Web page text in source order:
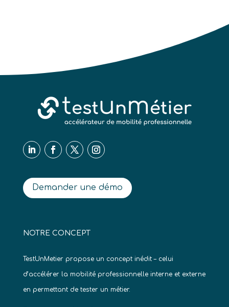
Demander une démo
NOTRE CONCEPT
TestUnMetier propose un concept inédit – celui
d’accélérer la mobilité professionnelle interne et externe
en permettant de tester un métier.